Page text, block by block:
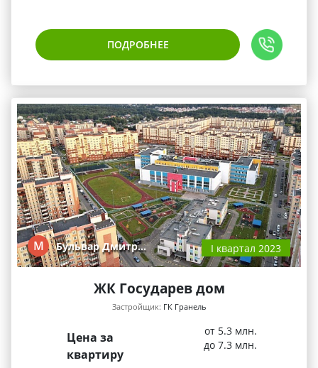
ПОДРОБНЕЕ
М Бульвар Дмитр… I квартал 2023
ЖК Государев дом
Застройщик: ГК Гранель
Цена за
квартиру
от 5.3 млн.
до 7.3 млн.